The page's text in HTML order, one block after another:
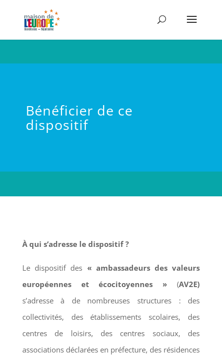
Bénéficier de ce
dispositif
À qui s’adresse le dispositif ?
Le dispositif des « ambassadeurs des valeurs
européennes et écocitoyennes » (AV2E)
s’adresse à de nombreuses structures : des
collectivités, des établissements scolaires, des
centres de loisirs, des centres sociaux, des
associations déclarées en préfecture, des résidences